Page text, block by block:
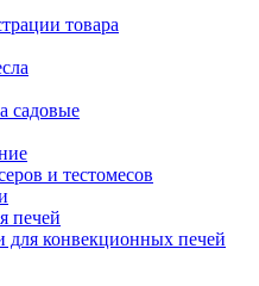
товара
садовые
и тестомесов
печей
для конвекционных печей